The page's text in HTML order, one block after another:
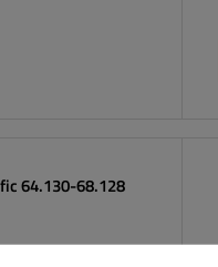
64.130-68.128